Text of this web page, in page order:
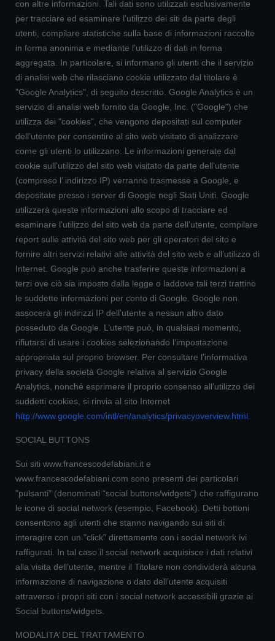
con altre informazioni. Tali dati sono utilizzati esclusivamente
per tracciare ed esaminare l’utilizzo dei siti da parte degli
utenti, compilare statistiche sulla base di informazioni raccolte
in forma anonima e mediante l’utilizzo di dati in forma
aggregata. In particolare, si informano gli utenti che il servizio
di analisi web che rilasciano cookie utilizzato dal titolare è
"Google Analytics", di seguito descritto. Google Analytics è un
servizio di analisi web fornito da Google, Inc. ("Google") che
utilizza dei "cookies", che vengono depositati sul computer
dell’utente per consentire al sito web visitato di analizzare
come gli utenti lo utilizzano. Le informazioni generate dal
cookie sull’utilizzo del sito web visitato da parte dell’utente
(compreso l’ indirizzo IP) verranno trasmesse a Google, e
depositate presso i server di Google negli Stati Uniti. Google
utilizzerà queste informazioni allo scopo di tracciare ed
esaminare l’utilizzo del sito web da parte dell’utente, compilare
report sulle attività del sito web per gli operatori del sito e
fornire altri servizi relativi alle attività del sito web e all’utilizzo di
Internet. Google può anche trasferire queste informazioni a
terzi ove ciò sia imposto dalla legge o laddove tali terzi trattino
le suddette informazioni per conto di Google. Google non
assocerà gli indirizzi IP dell’utente a nessun altro dato
posseduto da Google. L’utente può, in qualsiasi momento,
rifiutarsi di usare i cookies selezionando l’impostazione
appropriata sul proprio browser. Per consultare l'informativa
privacy della società Google relativa al servizio Google
Analytics, nonché esprimere il proprio consenso all’utilizzo dei
suddetti cookies, si rinvia al sito Internet
http://www.google.com/intl/en/analytics/privacyoverview.html.
SOCIAL BUTTONS
Sui siti www.francescodefabiani.it e
www.francescodefabiani.com sono presenti dei particolari
"pulsanti" (denominati “social buttons/widgets”) che raffigurano
le icone di social network (esempio, Facebook). Detti bottoni
consentono agli utenti che stanno navigando sui siti di
interagire con un "click" direttamente con i social network ivi
raffigurati. In tal caso il social network acquisisce i dati relativi
alla visita dell’utente, mentre il Titolare non condividerà alcuna
informazione di navigazione o dato dell’utente acquisiti
attraverso i propri siti con i social network accessibili grazie ai
Social buttons/widgets.
MODALITA’ DEL TRATTAMENTO